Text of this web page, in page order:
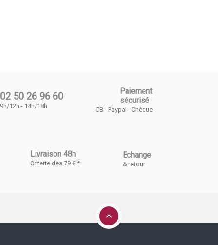
02 50 26 96 60
9h/12h - 14h/18h
Paiement
sécurisé
CB - Paypal - Chèque
Livraison 48h
Offerte dès 79 € *
Echange
& retour